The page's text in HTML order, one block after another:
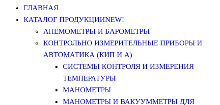
ГЛАВНАЯ
КАТАЛОГ ПРОДУКЦИИNEW!
АНЕМОМЕТРЫ И БАРОМЕТРЫ
КОНТРОЛЬНО ИЗМЕРИТЕЛЬНЫЕ ПРИБОРЫ И
АВТОМАТИКА (КИП И А)
СИСТЕМЫ КОНТРОЛЯ И ИЗМЕРЕНИЯ
ТЕМПЕРАТУРЫ
МАНОМЕТРЫ
МАНОМЕТРЫ И ВАКУУММЕТРЫ ДЛЯ